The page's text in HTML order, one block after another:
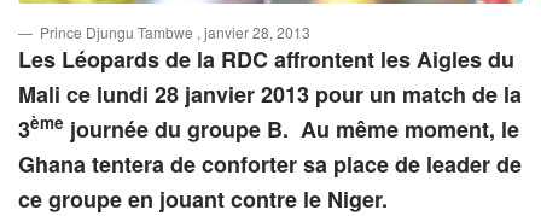
Prince Djungu Tambwe , janvier 28, 2013
Les Léopards de la RDC affrontent les Aigles du
Mali ce lundi 28 janvier 2013 pour un match de la
3ème journée du groupe B. Au même moment, le
Ghana tentera de conforter sa place de leader de
ce groupe en jouant contre le Niger.